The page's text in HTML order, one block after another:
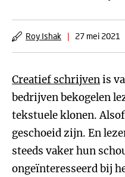
Roy Ishak | 27 mei 2021
Creatief schrijvenis
bedrijven bekogelen
tekstuele klonen.
geschoeid zijn. En
steeds vaker hun
ongeïnteresseerd bij